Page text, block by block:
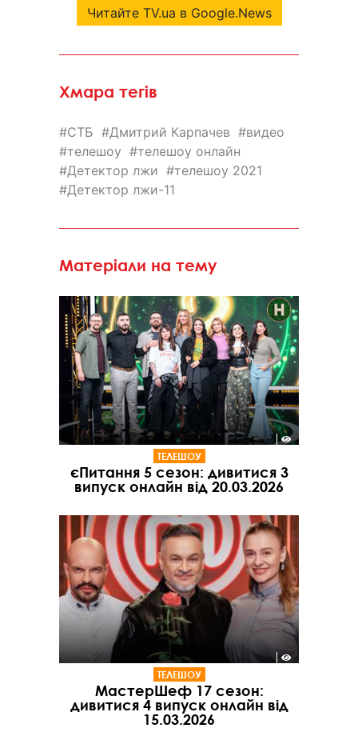
Читайте TV.ua в Google.News
Хмара тегів
СТБ Дмитрий Карпачев
видео
телешоу
телешоу онлайн
Детектор лжи
телешоу 2021
Детектор лжи-11
Матеріали на тему
ТЕЛЕШОУ
єПитання 5 сезон: дивитися 3
випуск онлайн від 20.03.2026
ТЕЛЕШОУ
МастерШеф 17 сезон:
дивитися 4 випуск онлайн від
15.03.2026